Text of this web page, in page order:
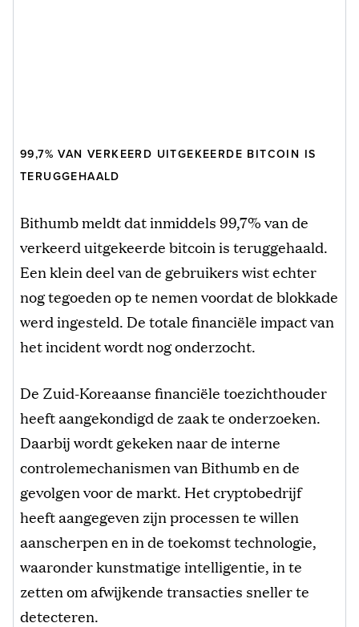
99,7% VAN VERKEERD UITGEKEERDE BITCOIN IS
TERUGGEHAALD
Bithumb meldt dat inmiddels 99,7% van de
verkeerd uitgekeerde bitcoin is teruggehaald.
Een klein deel van de gebruikers wist echter
nog tegoeden op te nemen voordat de blokkade
werd ingesteld. De totale financiële impact van
het incident wordt nog onderzocht.
De Zuid-Koreaanse financiële toezichthouder
heeft aangekondigd de zaak te onderzoeken.
Daarbij wordt gekeken naar de interne
controlemechanismen van Bithumb en de
gevolgen voor de markt. Het cryptobedrijf
heeft aangegeven zijn processen te willen
aanscherpen en in de toekomst technologie,
waaronder kunstmatige intelligentie, in te
zetten om afwijkende transacties sneller te
detecteren.